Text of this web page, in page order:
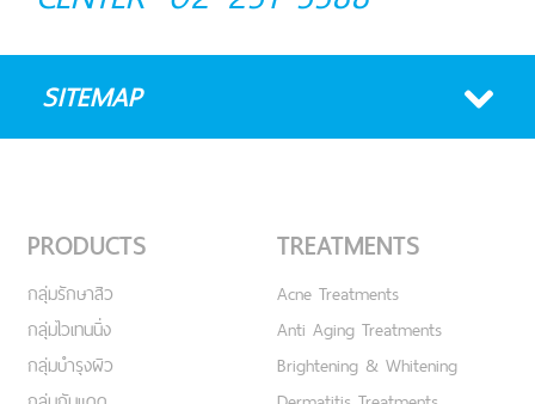
SITEMAP
PRODUCTS
กลุ่มรักษาสิว
กลุ่มไวเทนนิ่ง
กลุ่มบำรุงผิว
TREATMENTS
Acne Treatments
Anti Aging Treatments
Brightening & Whitening